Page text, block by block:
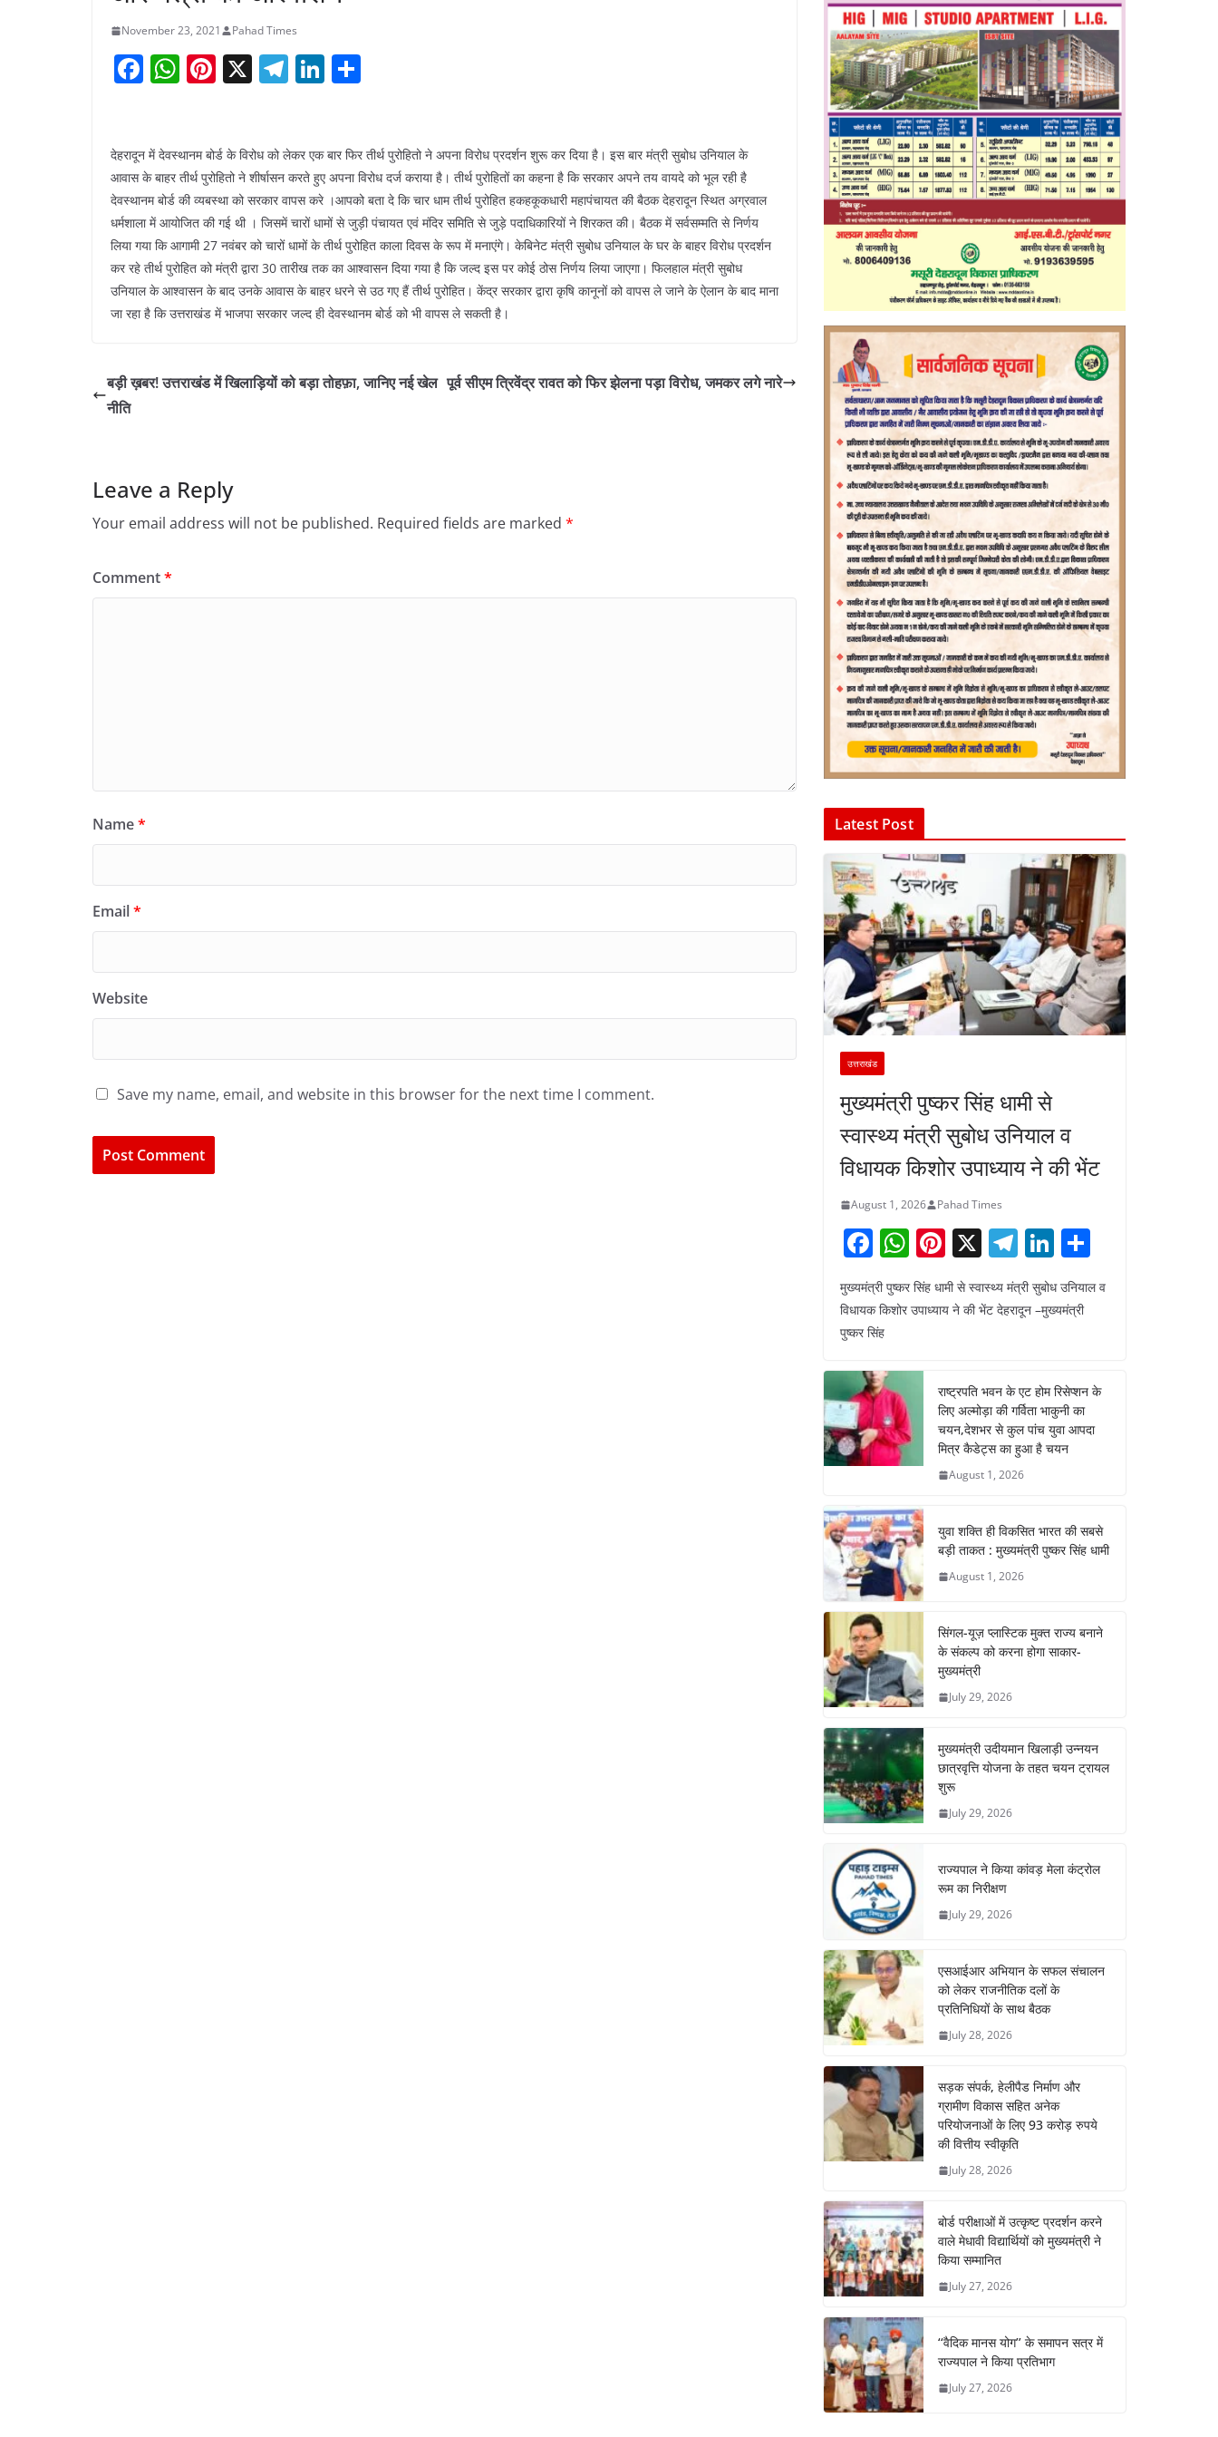
November 23, 2021 Pahad Times
F
e
b
o
o
k
W
s
A
p
p
Pi
e
st
X T
gr
a
m
Li
e
dI
n
e
देहरादून में देवस्थानम बोर्ड के विरोध को लेकर एक बार फिर तीर्थ पुरोहितो ने अपना विरोध प्रदर्शन शुरू कर दिया है। इस बार मंत्री सुबोध उनियाल के
आवास के बाहर तीर्थ पुरोहितो ने शीर्षासन करते हुए अपना विरोध दर्ज कराया है। तीर्थ पुरोहितों का कहना है कि सरकार अपने तय वायदे को भूल रही है
देवस्थानम बोर्ड की व्यबस्था को सरकार वापस करे ।आपको बता दे कि चार धाम तीर्थ पुरोहित हकहकूकधारी महापंचायत की बैठक देहरादून स्थित अग्रवाल
धर्मशाला में आयोजित की गई थी । जिसमें चारों धामों से जुड़ी पंचायत एवं मंदिर समिति से जुड़े पदाधिकारियों ने शिरकत की। बैठक में सर्वसम्मति से निर्णय
लिया गया कि आगामी 27 नवंबर को चारों धामों के तीर्थ पुरोहित काला दिवस के रूप में मनाएंगे। केबिनेट मंत्री सुबोध उनियाल के घर के बाहर विरोध प्रदर्शन
कर रहे तीर्थ पुरोहित को मंत्री द्वारा 30 तारीख तक का आश्वासन दिया गया है कि जल्द इस पर कोई ठोस निर्णय लिया जाएगा। फिलहाल मंत्री सुबोध
उनियाल के आश्वासन के बाद उनके आवास के बाहर धरने से उठ गए हैं तीर्थ पुरोहित। केंद्र सरकार द्वारा कृषि कानूनों को वापस ले जाने के ऐलान के बाद माना
जा रहा है कि उत्तराखंड में भाजपा सरकार जल्द ही देवस्थानम बोर्ड को भी वापस ले सकती है।
बड़ी ख़बर! उत्तराखंड में खिलाड़ियों को बड़ा तोहफ़ा, जानिए नई खेल
नीति
पूर्व सीएम त्रिवेंद्र रावत को फिर झेलना पड़ा विरोध, जमकर लगे नारे
Leave a Reply
Your email address will not be published. Required fields are marked *
Comment*
Name*
Email*
Website
Save my name, email, and website in this browser for the next time I comment.
Latest Post
उत्तराखंड
मुख्यमंत्री पुष्कर सिंह धामी से
स्वास्थ्य मंत्री सुबोध उनियाल व
विधायक किशोर उपाध्याय ने की भेंट
August 1, 2026 Pahad Times
F
a
c
e
o
o
k
W
h
at
p
Pi
nt
er
X T
el
e
gr
m
Li
n
k
n
ar
मुख्यमंत्री पुष्कर सिंह धामी से स्वास्थ्य मंत्री सुबोध उनियाल व
विधायक किशोर उपाध्याय ने की भेंट देहरादून –मुख्यमंत्री
पुष्कर सिंह
राष्ट्रपति भवन के एट होम रिसेप्शन के
लिए अल्मोड़ा की गर्विता भाकुनी का
चयन,देशभर से कुल पांच युवा आपदा
मित्र कैडेट्स का हुआ है चयन
August 1, 2026
युवा शक्ति ही विकसित भारत की सबसे
बड़ी ताकत : मुख्यमंत्री पुष्कर सिंह धामी
August 1, 2026
सिंगल-यूज़ प्लास्टिक मुक्त राज्य बनाने
के संकल्प को करना होगा साकार-
मुख्यमंत्री
July 29, 2026
मुख्यमंत्री उदीयमान खिलाड़ी उन्नयन
छात्रवृत्ति योजना के तहत चयन ट्रायल
शुरू
July 29, 2026
राज्यपाल ने किया कांवड़ मेला कंट्रोल
रूम का निरीक्षण
July 29, 2026
एसआईआर अभियान के सफल संचालन
को लेकर राजनीतिक दलों के
प्रतिनिधियों के साथ बैठक
July 28, 2026
सड़क संपर्क, हेलीपैड निर्माण और
ग्रामीण विकास सहित अनेक
परियोजनाओं के लिए 93 करोड़ रुपये
की वित्तीय स्वीकृति
July 28, 2026
बोर्ड परीक्षाओं में उत्कृष्ट प्रदर्शन करने
वाले मेधावी विद्यार्थियों को मुख्यमंत्री ने
किया सम्मानित
July 27, 2026
‘‘वैदिक मानस योग’’ के समापन सत्र में
राज्यपाल ने किया प्रतिभाग
July 27, 2026